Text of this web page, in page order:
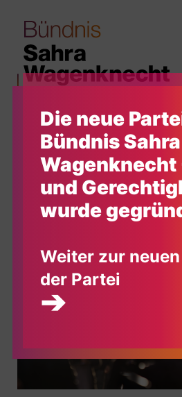
Die neue
Bündnis Sahra
und
wurde
Weiter zur
der Partei
➔
Freiheit